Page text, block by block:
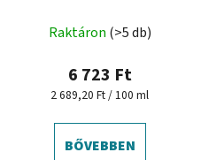
Raktáron (>5 db)
6 723 Ft
Egységár:
2 689,20 Ft / 100 ml
BŐVEBBEN